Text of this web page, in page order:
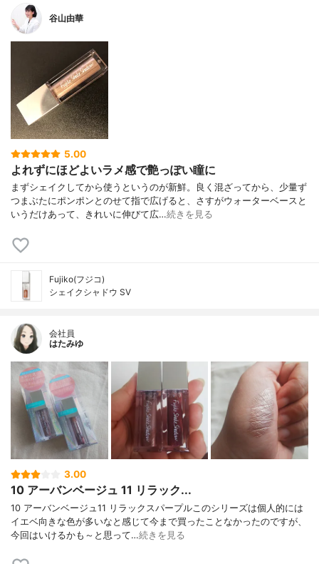
谷山由華
5.00
よれずにほどよいラメ感で艶っぽい瞳に
まずシェイクしてから使うというのが新鮮。良く混ざってから、少量ず
つまぶたにポンポンとのせて指で広げると、さすがウォーターベースと
いうだけあって、きれいに伸びて広…続きを見る
Fujiko(フジコ)
シェイクシャドウ SV
会社員
はたみゆ
3.00
10 アーバンベージュ 11 リラック...
10 アーバンベージュ11 リラックスパープルこのシリーズは個人的には
イエベ向きな色が多いなと感じて今まで買ったことなかったのですが、
今回はいけるかも～と思って…続きを見る